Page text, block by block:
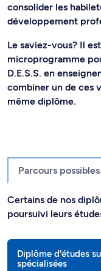
consolider les
développement
Le saviez-vous? Il
microprogramme
D.E.S.S. en
combiner un de ces
même diplôme.
Parcours possibles
Certains de nos
poursuivi leurs
Diplôme d'études
spécialisées